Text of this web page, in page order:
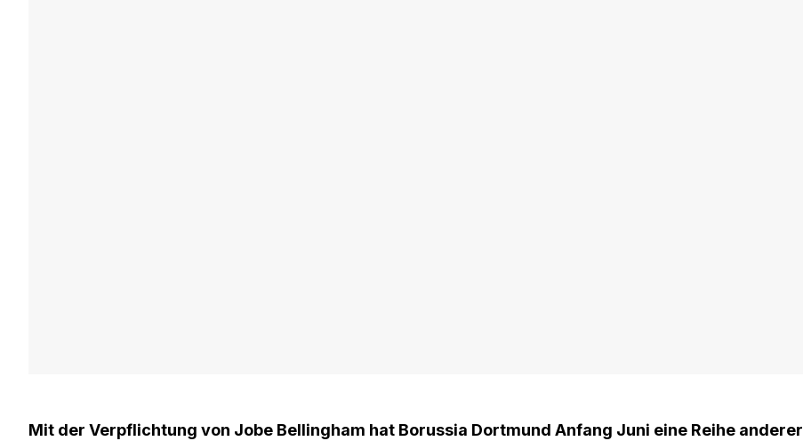
Mit der Verpflichtung von Jobe Bellingham hat Borussia Dortmund Anfang Juni eine Reihe anderer